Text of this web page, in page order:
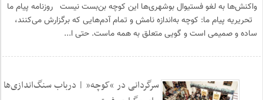
واکنش‌ها به لغو فستیوال بوشهری‌ها این کوچه بن‌بست نیست روزنامه پیام ما
تحریریه پیام ما: کوچه به‌اندازه نامش و تمام آدم‌‌هایی که برگزارش می‌کنند،
ساده و صمیمی است و گویی متعلق به همه ماست. حتی ا...
سرگردانی در “کوچه” | درباب سنگ‌اندازی‌ها